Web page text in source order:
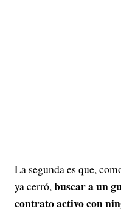
La segunda es que,
ya cerró,buscar a un
contrato activo con